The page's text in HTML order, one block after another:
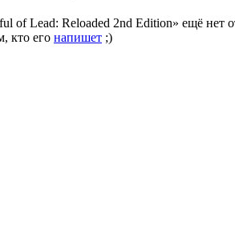
of Lead: Reloaded 2nd Edition» ещё нет
кто его напишет ;)